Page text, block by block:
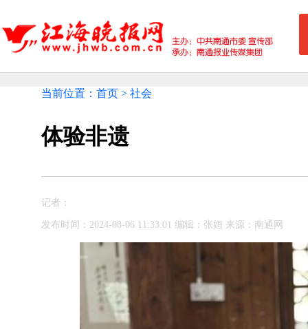
当前位置：首页 > 社会
体验非遗
记者：
发布时间：2024-08-06 11:33:01 编辑：张姮 来源：南通网